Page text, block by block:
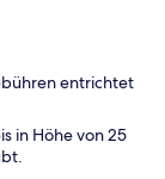
entrichtet
in Höhe von 25